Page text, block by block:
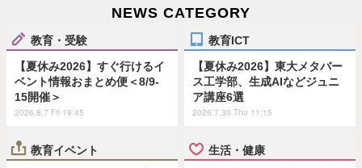
NEWS CATEGORY
教育・受験
【夏休み2026】すぐ行けるイ
ベント情報おまとめ便＜8/9-
15開催＞
2026.8.7 Fri 19:45
教育ICT
【夏休み2026】東大メタバー
ス工学部、生成AIなどジュニ
ア講座6選
2026.7.30 Thu 11:15
教育イベント 生活・健康